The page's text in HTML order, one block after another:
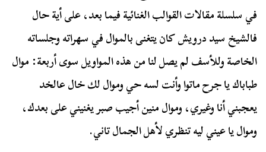
في سلسلة مقالات القوالب الغنائية فيما بعد، على أية حال
فالشيخ سيد درويش كان يتغنى بالموال في سهراته وجلساته
الخاصة وللأسف لم يصل لنا من هذه المواويل سوى أربعة: موال
طباباك يا جرح ماتوا وأنت لسه حي وموال لك خال عالخد
يعجبني أنا وغيري، وموال منين أجيب صبر يغنيني على بعدك،
وموال يا عيني ليه تنظري لأهل الجمال تاني.